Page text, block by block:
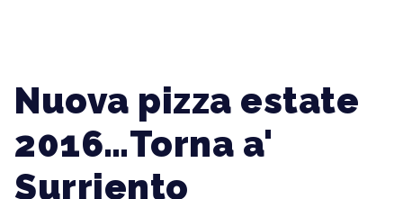
Nuova pizza estate
2016…Torna a'
Surriento